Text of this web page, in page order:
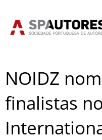
NOIDZ
finalistas